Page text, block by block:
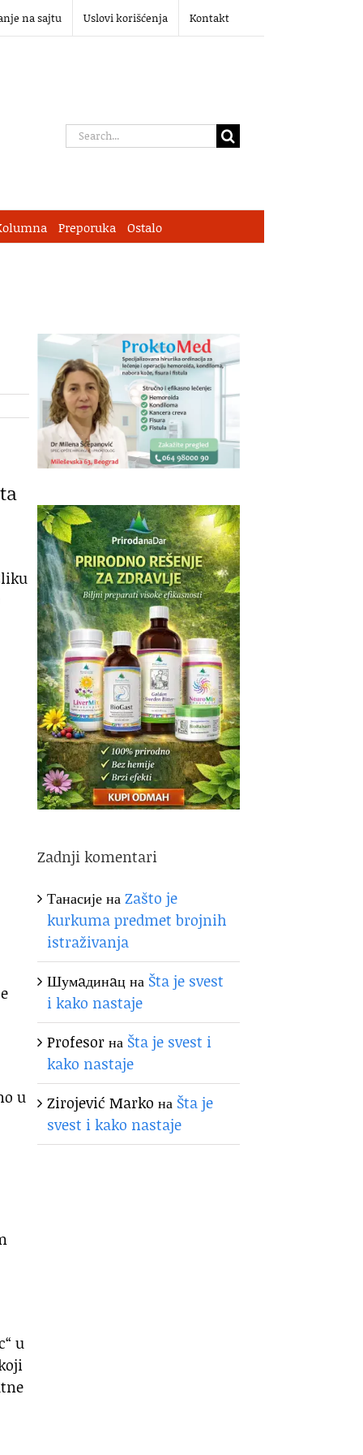
na sajtu Uslovi korišćenja Kontakt
Search
Preporuka Ostalo
u
u
Zadnji komentari
ТанасијенаZašto je
kurkuma predmet brojnih
istraživanja
Шумaдинaцна Šta je svest
i kako nastaje
Profesorна Šta je svest i
kako nastaje
Zirojević Marko на Šta je
svest i kako nastaje